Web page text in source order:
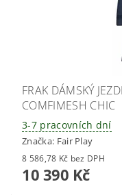
FRAK DÁMSKÝ
COMFIMESH CHIC
3-7 pracovních dní
Značka: Fair Play
8 586,78 Kč bez DPH
10 390 Kč